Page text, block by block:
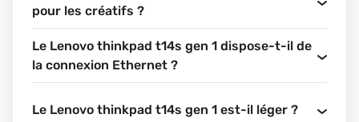
pour les créatifs ?
Le Lenovo thinkpad t14s gen 1 dispose-t-il de
la connexion Ethernet ?
Le Lenovo thinkpad t14s gen 1 est-il léger ?